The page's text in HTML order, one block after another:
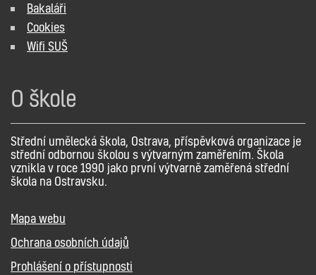
Bakaláři
Cookies
Wifi SUŠ
O škole
Střední umělecká škola, Ostrava, příspěvková organizace je
střední odbornou školou s výtvarným zaměřením. Škola
vznikla v roce 1990 jako první výtvarně zaměřená střední
škola na Ostravsku.
Mapa webu
Ochrana osobních údajů
Prohlášení o přístupnosti